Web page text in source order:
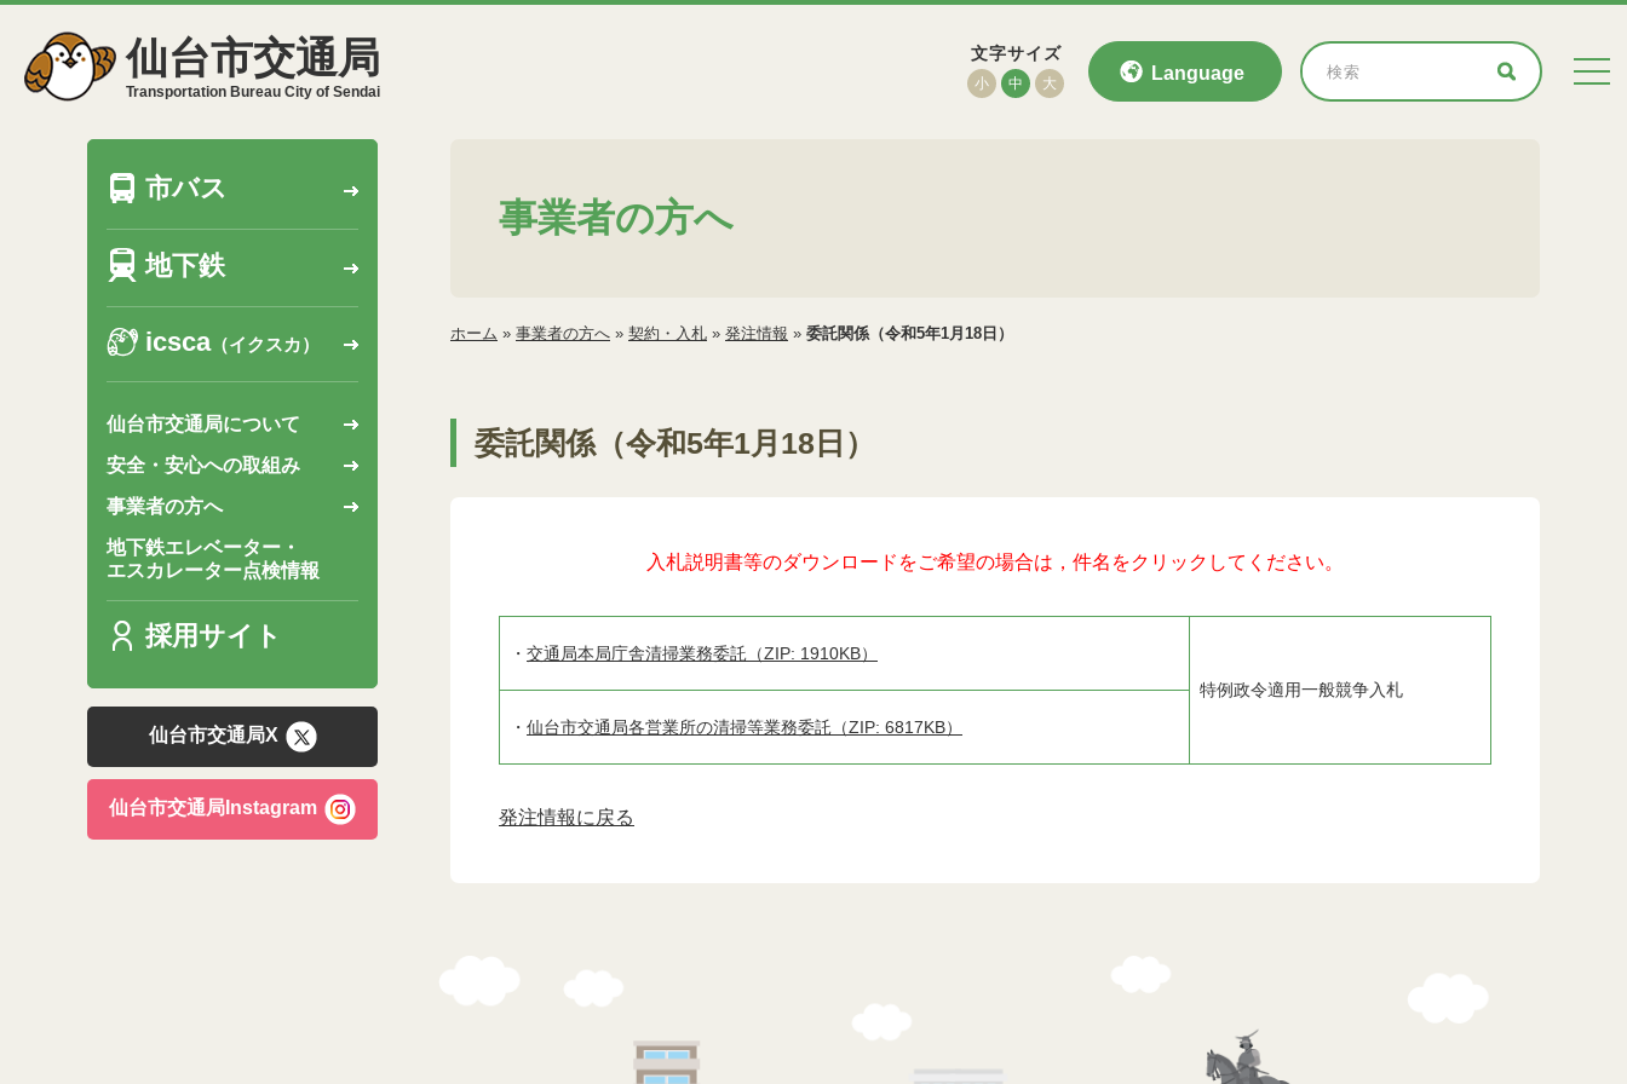
仙台市交通局
Transportation Bureau City of Sendai
Language
文字サイズ
小 中 大
事業者の方へ
ホーム » 事業者の方へ » 契約・入札 » 発注情報 » 委託関係（令和5年1月18日）
委託関係（令和5年1月18日）
入札説明書等のダウンロードをご希望の場合は，件名をクリックしてください。
・ 交通局本局庁舎清掃業務委託（ZIP: 1910KB）
特例政令適用一般競争入札
・ 仙台市交通局各営業所の清掃等業務委託（ZIP: 6817KB）
発注情報に戻る
市バス
地下鉄
icsca（イクスカ）
仙台市交通局について
安全・安心への取組み
事業者の方へ
地下鉄エレベーター・
エスカレーター点検情報
採用サイト
仙台市交通局X
仙台市交通局Instagram